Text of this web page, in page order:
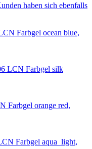
haben sich ebenfalls
Farbgel ocean blue,
LCN Farbgel silk
Farbgel orange red,
Farbgel aqua_light,